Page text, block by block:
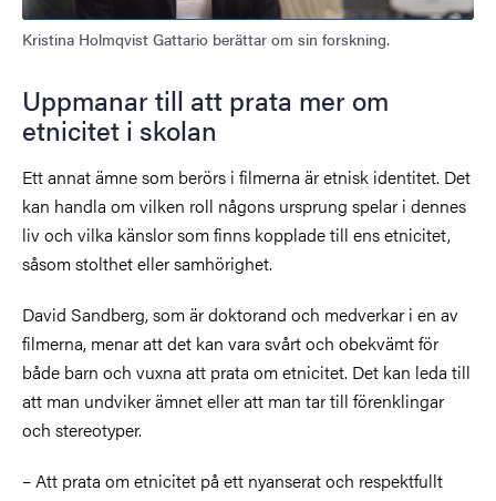
Kristina Holmqvist Gattario berättar om sin forskning.
Uppmanar till att prata mer om
etnicitet i skolan
Ett annat ämne som berörs i filmerna är etnisk identitet. Det
kan handla om vilken roll någons ursprung spelar i dennes
liv och vilka känslor som finns kopplade till ens etnicitet,
såsom stolthet eller samhörighet.
David Sandberg, som är doktorand och medverkar i en av
filmerna, menar att det kan vara svårt och obekvämt för
både barn och vuxna att prata om etnicitet. Det kan leda till
att man undviker ämnet eller att man tar till förenklingar
och stereotyper.
– Att prata om etnicitet på ett nyanserat och respektfullt